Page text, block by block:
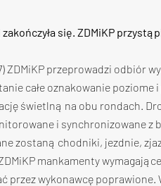
się. ZDMiKP
ZDMiKP przeprowadzi odbiór
całe oznakowanie
świetlną na obu rondach.
i synchronizowane z
zostaną chodniki, jezdnie,
mankamenty
przez wykonawcę